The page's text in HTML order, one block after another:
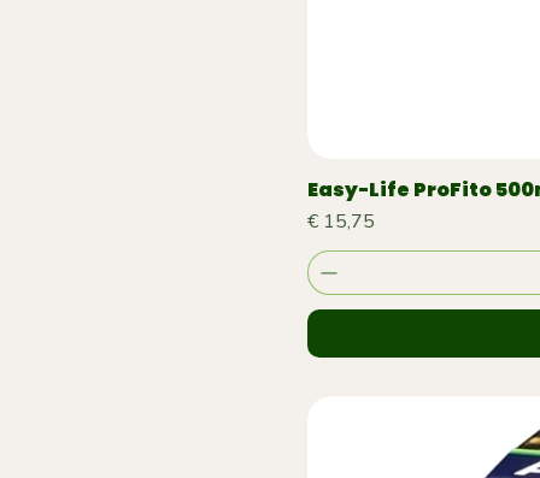
Easy-Life ProFito
Prijs
€ 15,75